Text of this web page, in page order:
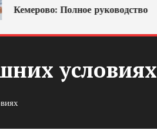
Полное руководство
условиях